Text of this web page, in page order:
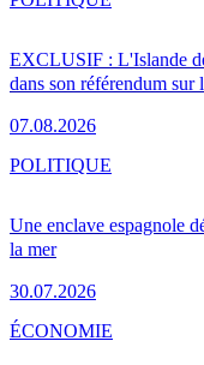
EXCLUSIF : L'Islande
dans son référendum sur
07.08.2026
Une enclave espagnole
la mer
30.07.2026
POLITIQUE
ÉCONOMIE